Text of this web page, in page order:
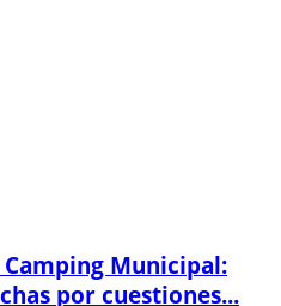
Camping Municipal:
por cuestiones...